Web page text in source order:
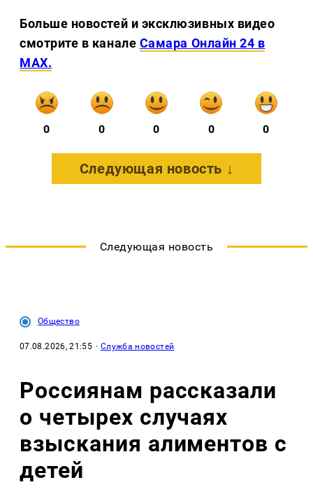
Больше новостей и эксклюзивных видео
смотрите в канале Самара Онлайн 24 в
MAX.
0 0 0 0 0
Следующая новость ↓
Следующая новость
Общество
07.08.2026, 21:55 · Служба новостей
Россиянам рассказали
о четырех случаях
взыскания алиментов с
детей